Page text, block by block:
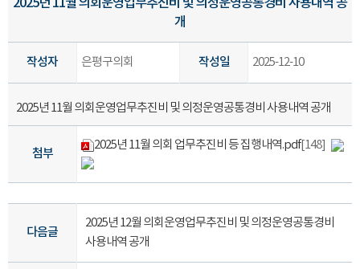
2025년 11월 의회운영업무추진비 및 의정운영공통경비 사용내역 공
개
작성자 은평구의회 작성일 2025-12-10
2025년 11월 의회운영업무추진비 및 의정운영공통경비 사용내역 공개
첨부
2025년 11월 의회 업무추진비 등 집행내역.pdf[148]
다음글
2025년 12월 의회운영업무추진비 및 의정운영공통경비
사용내역 공개